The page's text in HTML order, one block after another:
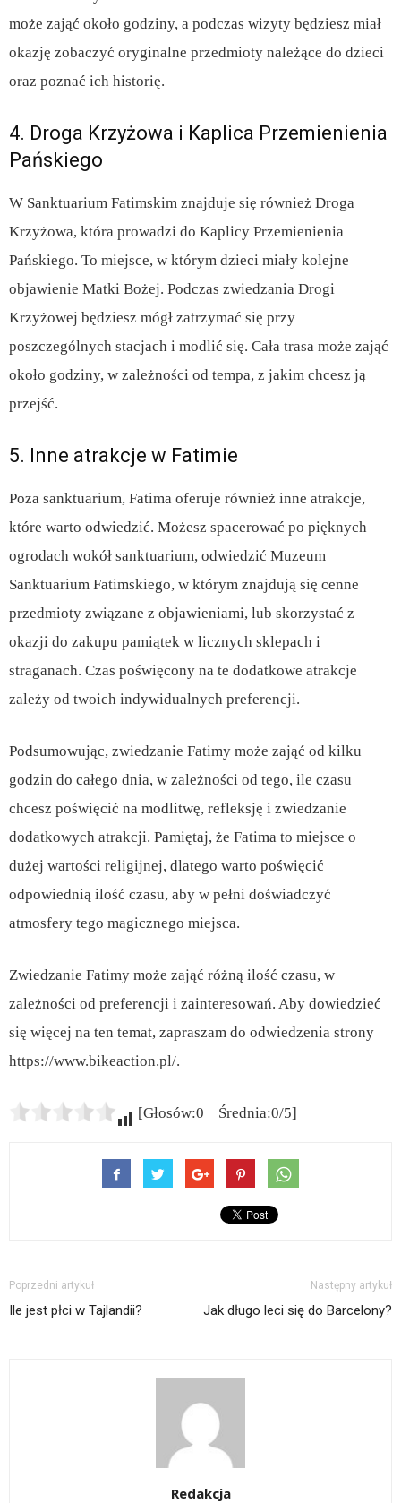
może zająć około godziny, a podczas wizyty będziesz miał
okazję zobaczyć oryginalne przedmioty należące do dzieci
oraz poznać ich historię.
4. Droga Krzyżowa i Kaplica Przemienienia
Pańskiego
W Sanktuarium Fatimskim znajduje się również Droga
Krzyżowa, która prowadzi do Kaplicy Przemienienia
Pańskiego. To miejsce, w którym dzieci miały kolejne
objawienie Matki Bożej. Podczas zwiedzania Drogi
Krzyżowej będziesz mógł zatrzymać się przy
poszczególnych stacjach i modlić się. Cała trasa może zająć
około godziny, w zależności od tempa, z jakim chcesz ją
przejść.
5. Inne atrakcje w Fatimie
Poza sanktuarium, Fatima oferuje również inne atrakcje,
które warto odwiedzić. Możesz spacerować po pięknych
ogrodach wokół sanktuarium, odwiedzić Muzeum
Sanktuarium Fatimskiego, w którym znajdują się cenne
przedmioty związane z objawieniami, lub skorzystać z
okazji do zakupu pamiątek w licznych sklepach i
straganach. Czas poświęcony na te dodatkowe atrakcje
zależy od twoich indywidualnych preferencji.
Podsumowując, zwiedzanie Fatimy może zająć od kilku
godzin do całego dnia, w zależności od tego, ile czasu
chcesz poświęcić na modlitwę, refleksję i zwiedzanie
dodatkowych atrakcji. Pamiętaj, że Fatima to miejsce o
dużej wartości religijnej, dlatego warto poświęcić
odpowiednią ilość czasu, aby w pełni doświadczyć
atmosfery tego magicznego miejsca.
Zwiedzanie Fatimy może zająć różną ilość czasu, w
zależności od preferencji i zainteresowań. Aby dowiedzieć
się więcej na ten temat, zapraszam do odwiedzenia strony
https://www.bikeaction.pl/.
[Głosów:0 Średnia:0/5]
Poprzedni artykuł
Ile jest płci w Tajlandii?
Następny artykuł
Jak długo leci się do Barcelony?
Redakcja